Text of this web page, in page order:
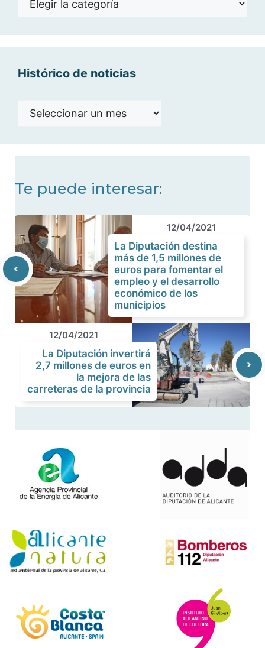
Histórico de noticias
Histórico
Te puede interesar:
12/04/2021
La Diputación destina
más de 1,5 millones de
euros para fomentar el
empleo y el desarrollo
económico de los
municipios
12/04/2021
La Diputación invertirá
2,7 millones de euros en
la mejora de las
carreteras de la provincia